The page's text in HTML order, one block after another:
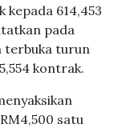
kepada 614,453
pada
terbuka turun
kontrak.
satu